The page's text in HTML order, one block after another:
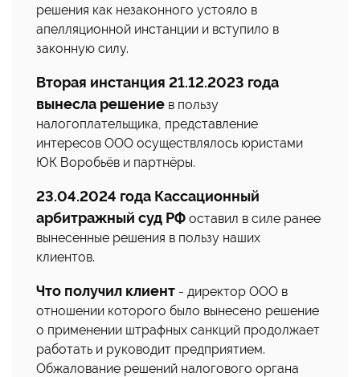
решения как незаконного устояло в
апелляционной инстанции и вступило в
законную силу.
Вторая инстанция 21.12.2023 года
вынесла решение в пользу
налогоплательщика, представление
интересов ООО осуществлялось юристами
ЮК Воробьёв и партнёры.
23.04.2024 года Кассационный
арбитражный суд РФ оставил в силе ранее
вынесенные решения в пользу наших
клиентов.
Что получил клиент - директор ООО в
отношении которого было вынесено решение
о применении штрафных санкций продолжает
работать и руководит предприятием.
Обжалование решений налогового органа